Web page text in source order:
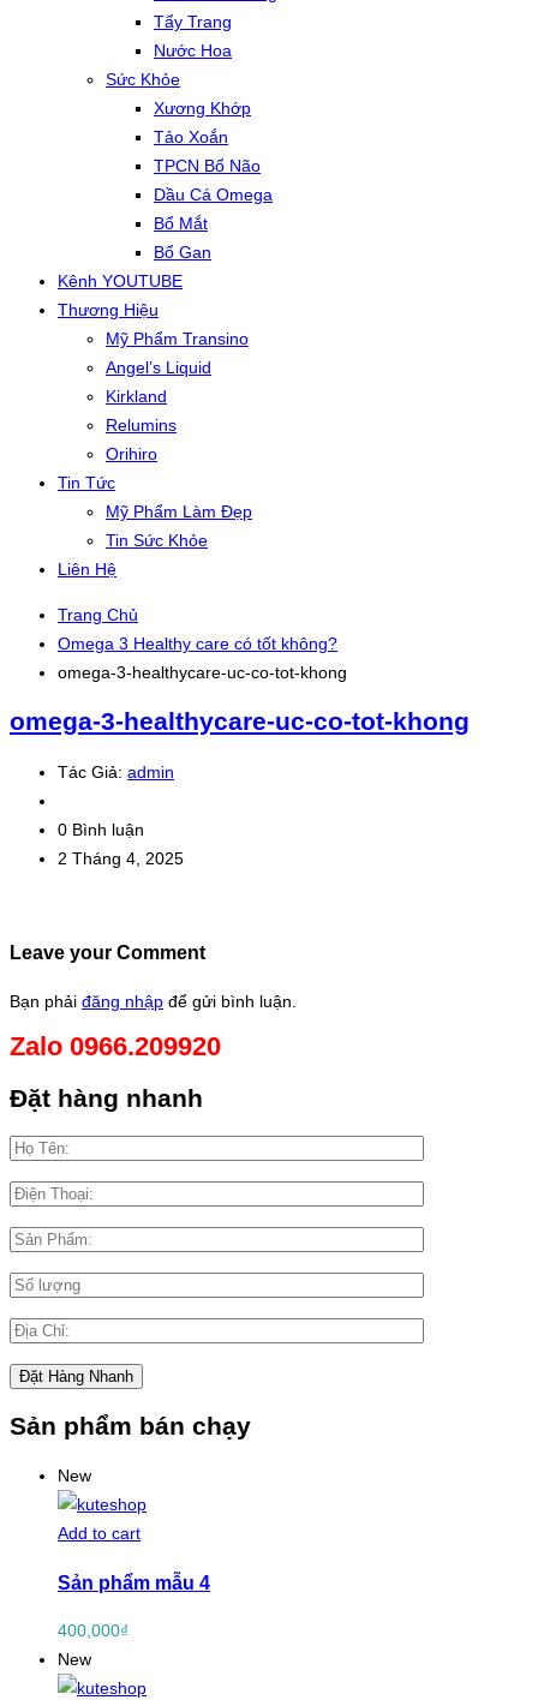
Tẩy Trang
Nước Hoa
Sức Khỏe
Xương Khớp
Tảo Xoắn
TPCN Bổ Não
Dầu Cá Omega
Bổ Mắt
Bổ Gan
Kênh YOUTUBE
Thương Hiệu
Mỹ Phẩm Transino
Angel’s Liquid
Kirkland
Relumins
Orihiro
Tin Tức
Mỹ Phẩm Làm Đẹp
Tin Sức Khỏe
Liên Hệ
Trang Chủ
Omega 3 Healthy care có tốt không?
omega-3-healthycare-uc-co-tot-khong
omega-3-healthycare-uc-co-tot-khong
Tác Giả: admin
0 Bình luận
2 Tháng 4, 2025
Leave your Comment
Bạn phải đăng nhập để gửi bình luận.
Zalo 0966.209920
Đặt hàng nhanh
Sản phẩm bán chạy
New
Add to cart
Sản phẩm mẫu 4
400,000₫
New